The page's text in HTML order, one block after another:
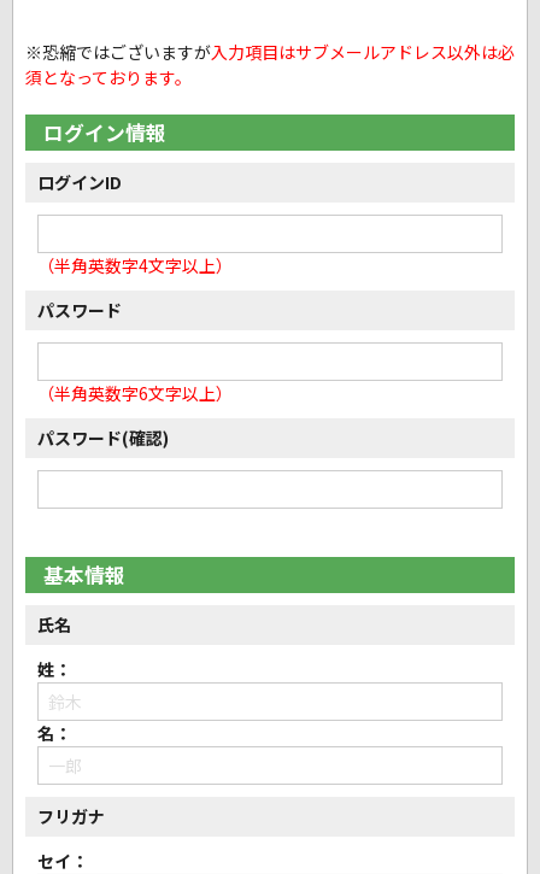
※恐縮ではございますが入力項目はサブメールアドレス以外は必
須となっております。
ログイン情報
ログインID
（半角英数字4文字以上）
パスワード
（半角英数字6文字以上）
パスワード(確認)
基本情報
氏名
姓：
名：
フリガナ
セイ：